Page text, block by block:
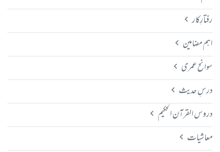
رفتارِکار
اہم مضامین
سوانح عمری
درسِ حدیث
دروس القرآن الحکیم
معاشیات